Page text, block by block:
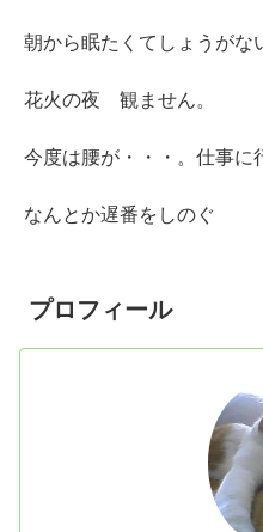
朝から眠たくてしょうがな
花火の夜 観ません。
今度は腰が・・・。仕事に
なんとか遅番をしのぐ
プロフィール